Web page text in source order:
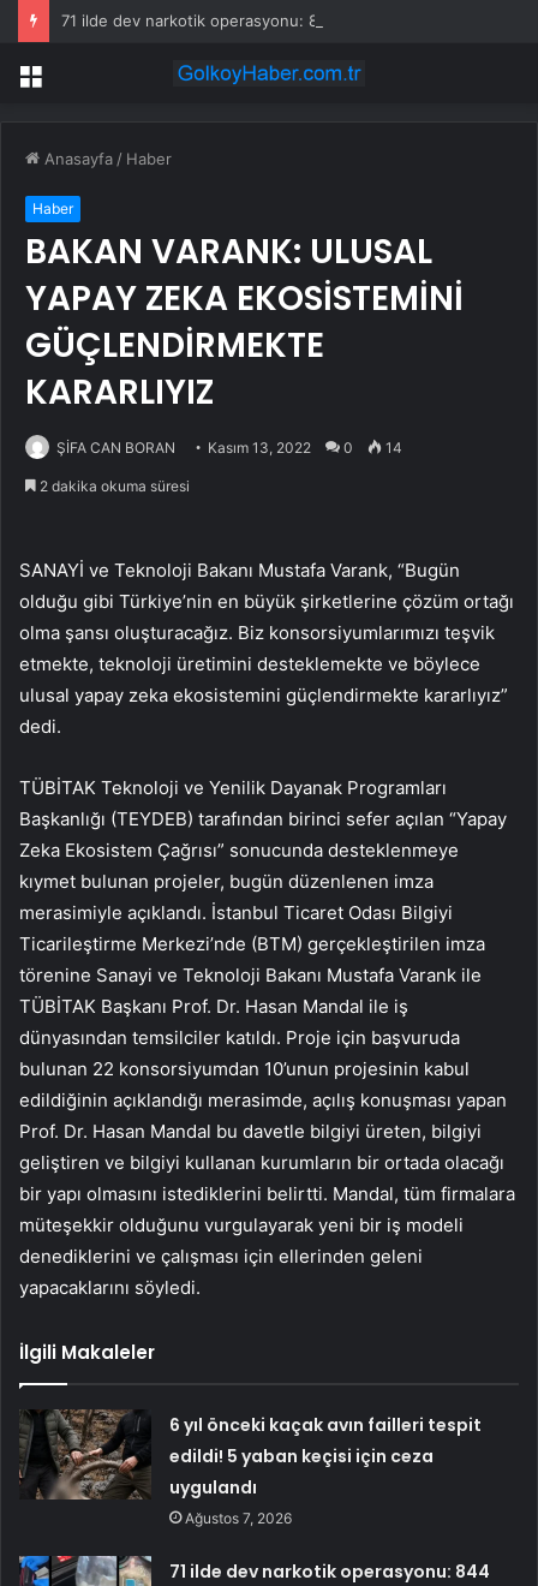
71 ilde dev narkotik operasyonu: 844 tutuklama
Menü
Anasayfa / Haber
Haber
BAKAN VARANK: ULUSAL
YAPAY ZEKA EKOSİSTEMİNİ
GÜÇLENDİRMEKTE
KARARLIYIZ
ŞİFA CAN BORAN Kasım 13, 2022 0 14
2 dakika okuma süresi
SANAYİ ve Teknoloji Bakanı Mustafa Varank, “Bugün
olduğu gibi Türkiye’nin en büyük şirketlerine çözüm ortağı
olma şansı oluşturacağız. Biz konsorsiyumlarımızı teşvik
etmekte, teknoloji üretimini desteklemekte ve böylece
ulusal yapay zeka ekosistemini güçlendirmekte kararlıyız”
dedi.
TÜBİTAK Teknoloji ve Yenilik Dayanak Programları
Başkanlığı (TEYDEB) tarafından birinci sefer açılan “Yapay
Zeka Ekosistem Çağrısı” sonucunda desteklenmeye
kıymet bulunan projeler, bugün düzenlenen imza
merasimiyle açıklandı. İstanbul Ticaret Odası Bilgiyi
Ticarileştirme Merkezi’nde (BTM) gerçekleştirilen imza
törenine Sanayi ve Teknoloji Bakanı Mustafa Varank ile
TÜBİTAK Başkanı Prof. Dr. Hasan Mandal ile iş
dünyasından temsilciler katıldı. Proje için başvuruda
bulunan 22 konsorsiyumdan 10’unun projesinin kabul
edildiğinin açıklandığı merasimde, açılış konuşması yapan
Prof. Dr. Hasan Mandal bu davetle bilgiyi üreten, bilgiyi
geliştiren ve bilgiyi kullanan kurumların bir ortada olacağı
bir yapı olmasını istediklerini belirtti. Mandal, tüm firmalara
müteşekkir olduğunu vurgulayarak yeni bir iş modeli
denediklerini ve çalışması için ellerinden geleni
yapacaklarını söyledi.
İlgili Makaleler
6 yıl önceki kaçak avın failleri tespit
edildi! 5 yaban keçisi için ceza
uygulandı
Ağustos 7, 2026
71 ilde dev narkotik operasyonu: 844